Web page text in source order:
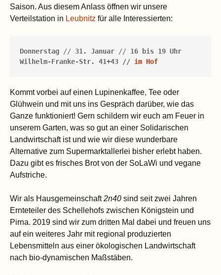
Saison. Aus diesem Anlass öffnen wir unsere
Verteilstation in Leubnitz für alle Interessierten:
Donnerstag // 31. Januar // 16 bis 19 Uhr
Wilhelm-Franke-Str. 41+43 // im Hof
Kommt vorbei auf einen Lupinenkaffee, Tee oder
Glühwein und mit uns ins Gespräch darüber, wie das
Ganze funktioniert! Gern schildern wir euch am Feuer in
unserem Garten, was so gut an einer Solidarischen
Landwirtschaft ist und wie wir diese wunderbare
Alternative zum Supermarktallerlei bisher erlebt haben.
Dazu gibt es frisches Brot von der SoLaWi und vegane
Aufstriche.
Wir als Hausgemeinschaft2n40 sind seit zwei Jahren
Ernteteiler des Schellehofs zwischen Königstein und
Pirna. 2019 sind wir zum dritten Mal dabei und freuen uns
auf ein weiteres Jahr mit regional produzierten
Lebensmitteln aus einer ökologischen Landwirtschaft
nach bio-dynamischen Maßstäben.